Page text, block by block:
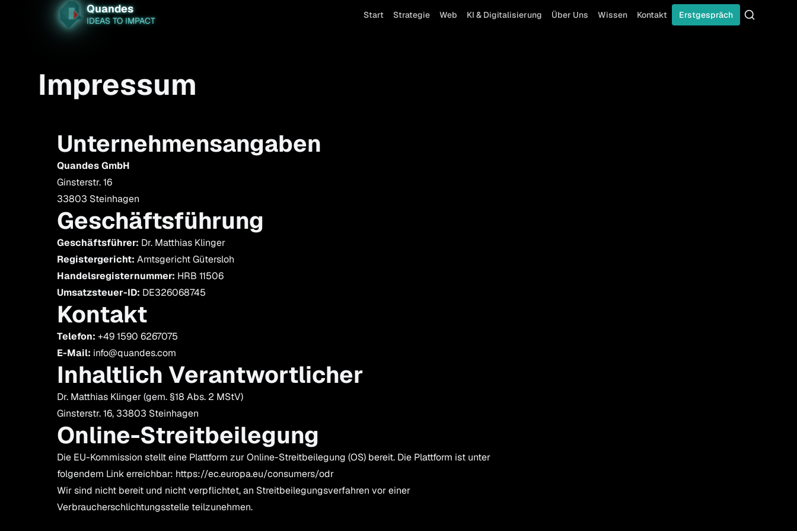
Quandes
IDEAS TO IMPACT
Start Strategie Web KI & Digitalisierung Über Uns Wissen Kontakt Erstgespräch
Suche
Impressum
Unternehmensangaben
Quandes GmbH
Ginsterstr. 16
33803 Steinhagen
Geschäftsführung
Geschäftsführer: Dr. Matthias Klinger
Registergericht: Amtsgericht Gütersloh
Handelsregisternummer: HRB 11506
Umsatzsteuer-ID: DE326068745
Kontakt
Telefon: +49 1590 6267075
E-Mail: info@quandes.com
Inhaltlich Verantwortlicher
Dr. Matthias Klinger (gem. §18 Abs. 2 MStV)
Ginsterstr. 16, 33803 Steinhagen
Online-Streitbeilegung
Die EU-Kommission stellt eine Plattform zur Online-Streitbeilegung (OS) bereit. Die Plattform ist unter
folgendem Link erreichbar: https://ec.europa.eu/consumers/odr
Wir sind nicht bereit und nicht verpflichtet, an Streitbeilegungsverfahren vor einer
Verbraucherschlichtungsstelle teilzunehmen.